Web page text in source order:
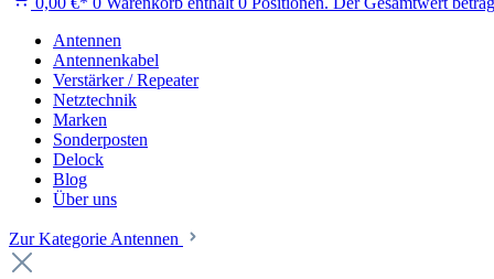
Antennen
Antennenkabel
Verstärker / Repeater
Netztechnik
Marken
Sonderposten
Delock
Blog
Über uns
Zur Kategorie Antennen